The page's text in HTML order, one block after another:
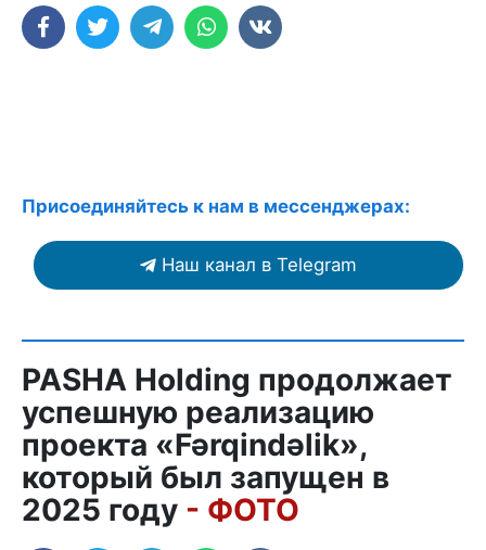
Присоединяйтесь к нам в мессенджерах:
Наш канал в Telegram
PASHA Holding продолжает
успешную реализацию
проекта «Fərqindəlik»,
который был запущен в
2025 году - ФОТО